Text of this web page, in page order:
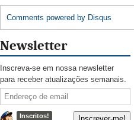
Comments powered by Disqus
Newsletter
Inscreva-se em nossa newsletter
para receber atualizações semanais.
Inscritos!